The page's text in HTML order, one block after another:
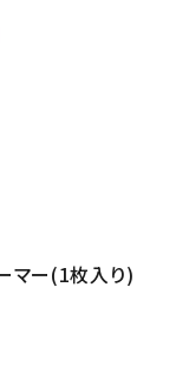
マー(1枚入り)